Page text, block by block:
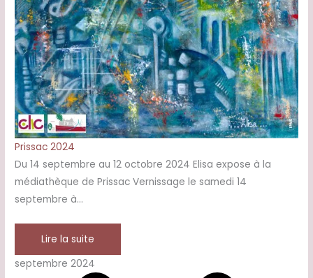
Prissac 2024
Du 14 septembre au 12 octobre 2024 Elisa expose à la
médiathèque de Prissac Vernissage le samedi 14
septembre à…
Lire la suite
septembre 2024